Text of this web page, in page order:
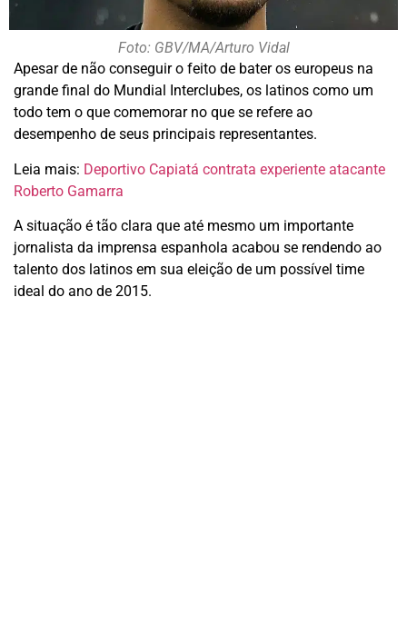
Foto: GBV/MA/Arturo Vidal
Apesar de não conseguir o feito de bater os europeus na
grande final do Mundial Interclubes, os latinos como um
todo tem o que comemorar no que se refere ao
desempenho de seus principais representantes.
Leia mais: Deportivo Capiatá contrata experiente atacante
Roberto Gamarra
A situação é tão clara que até mesmo um importante
jornalista da imprensa espanhola acabou se rendendo ao
talento dos latinos em sua eleição de um possível time
ideal do ano de 2015.